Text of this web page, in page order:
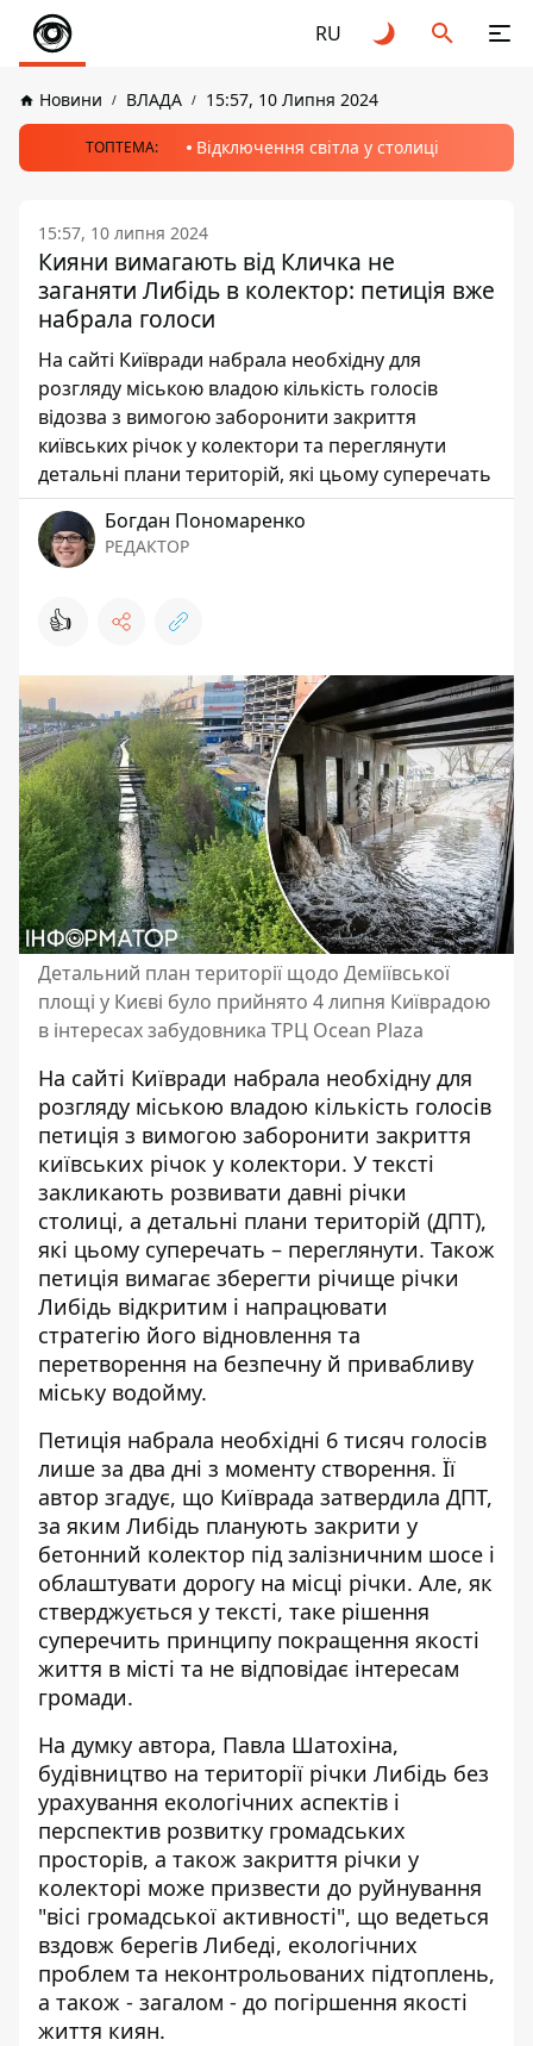
RU
Новини ВЛАДА 15:57, 10 Липня 2024
ТОПТЕМА: Відключення світла у столиці
15:57, 10 липня 2024
Кияни вимагають від Кличка не
заганяти Либідь в колектор: петиція вже
набрала голоси
На сайті Київради набрала необхідну для
розгляду міською владою кількість голосів
відозва з вимогою заборонити закриття
київських річок у колектори та переглянути
детальні плани територій, які цьому суперечать
Богдан Пономаренко
РЕДАКТОР
👍
Детальний план території щодо Деміївської
площі у Києві було прийнято 4 липня Київрадою
в інтересах забудовника ТРЦ Ocean Plaza
На сайті Київради набрала необхідну для
розгляду міською владою кількість голосів
петиція з вимогою заборонити закриття
київських річок у колектори. У тексті
закликають розвивати давні річки
столиці, а детальні плани територій (ДПТ),
які цьому суперечать – переглянути. Також
петиція вимагає зберегти річище річки
Либідь відкритим і напрацювати
стратегію його відновлення та
перетворення на безпечну й привабливу
міську водойму.
Петиція набрала необхідні 6 тисяч голосів
лише за два дні з моменту створення. Її
автор згадує, що Київрада затвердила ДПТ,
за яким Либідь планують закрити у
бетонний колектор під залізничним шосе і
облаштувати дорогу на місці річки. Але, як
стверджується у тексті, таке рішення
суперечить принципу покращення якості
життя в місті та не відповідає інтересам
громади.
На думку автора, Павла Шатохіна,
будівництво на території річки Либідь без
урахування екологічних аспектів і
перспектив розвитку громадських
просторів, а також закриття річки у
колекторі може призвести до руйнування
"вісі громадської активності", що ведеться
вздовж берегів Либеді, екологічних
проблем та неконтрольованих підтоплень,
а також - загалом - до погіршення якості
життя киян.